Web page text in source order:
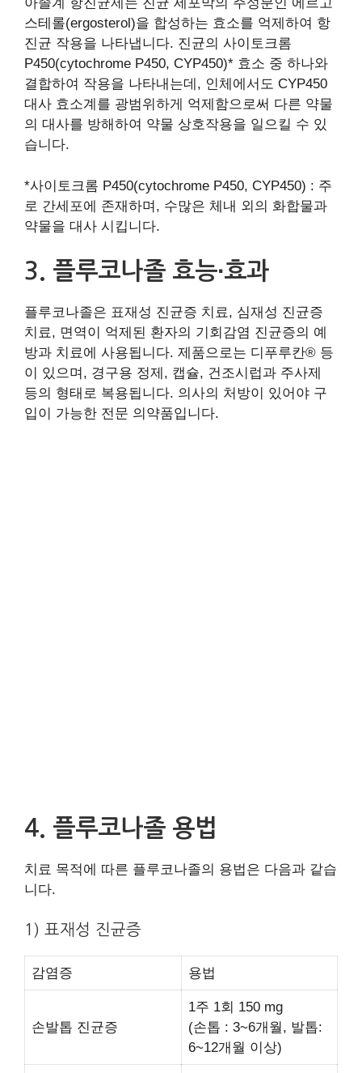
스테롤(ergosterol)을 합성하는 효소를 억제하여 항
진균 작용을 나타냅니다. 진균의 사이토크롬
P450(cytochrome P450, CYP450)* 효소 중 하나와
결합하여 작용을 나타내는데, 인체에서도 CYP450
대사 효소계를 광범위하게 억제함으로써 다른 약물
의 대사를 방해하여 약물 상호작용을 일으킬 수 있
습니다.
*사이토크롬 P450(cytochrome P450, CYP450) : 주
로 간세포에 존재하며, 수많은 체내 외의 화합물과
약물을 대사 시킵니다.
3. 플루코나졸 효능∙효과
플루코나졸은 표재성 진균증 치료, 심재성 진균증
치료, 면역이 억제된 환자의 기회감염 진균증의 예
방과 치료에 사용됩니다. 제품으로는 디푸루칸® 등
이 있으며, 경구용 정제, 캡슐, 건조시럽과 주사제
등의 형태로 복용됩니다. 의사의 처방이 있어야 구
입이 가능한 전문 의약품입니다.
4. 플루코나졸 용법
치료 목적에 따른 플루코나졸의 용법은 다음과 같습
니다.
1) 표재성 진균증
감염증 용법
손발톱 진균증
1주 1회 150 mg
(손톱 : 3~6개월, 발톱:
6~12개월 이상)